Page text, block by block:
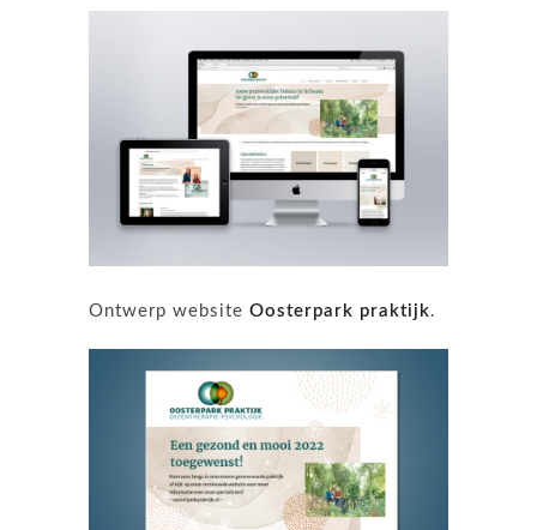
Ontwerp website Oosterpark praktijk.